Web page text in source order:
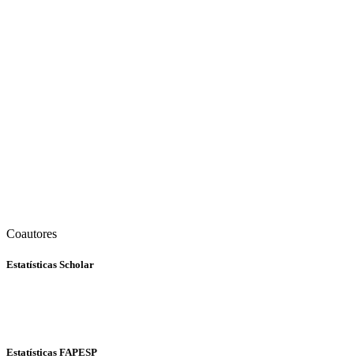
Coautores
Estatísticas Scholar
Estatísticas FAPESP